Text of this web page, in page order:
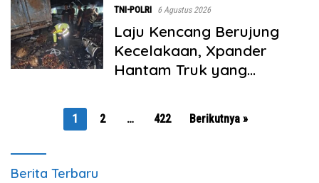
TNI-POLRI 6 Agustus 2026
Laju Kencang Berujung
Kecelakaan, Xpander
Hantam Truk yang
Paginasi1 2 … 422 Berikutnya »
Berita Terbaru